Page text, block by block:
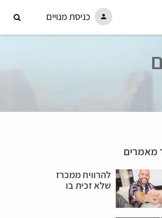
person כניסת מנויים
מאמרים
להרוויח ממכרז
שלא זכית בו